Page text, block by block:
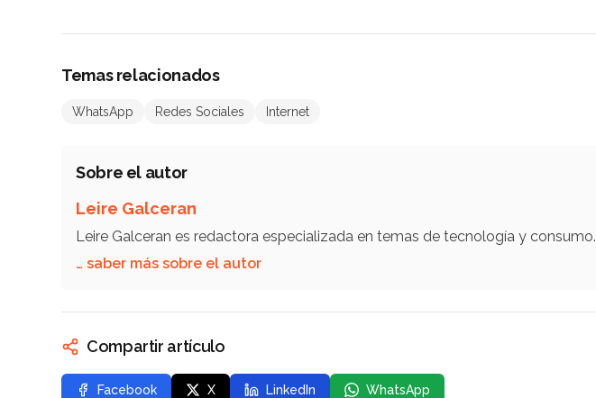
Temas relacionados
WhatsApp Redes Sociales Internet
Sobre el autor
Leire Galceran
Leire Galceran es redactora especializada en temas de tecnología y consumo.
… saber más sobre el autor
Compartir artículo
Facebook X LinkedIn WhatsApp